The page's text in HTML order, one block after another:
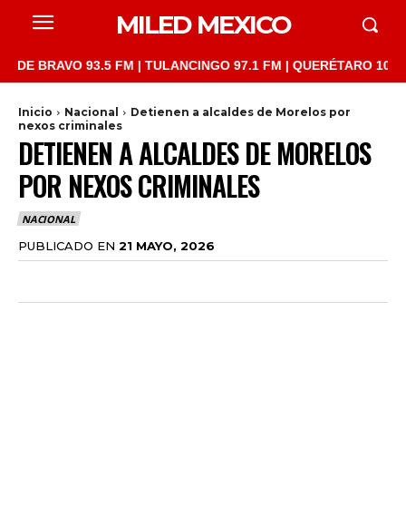
MILED MEXICO
93.5 FM | TULANCINGO 97.1 FM | QUERÉTARO 103.1
Inicio Nacional
Detienen a alcaldes de Morelos por
nexos criminales
DETIENEN A ALCALDES DE MORELOS
POR NEXOS CRIMINALES
NACIONAL
PUBLICADO EN 21 MAYO, 2026